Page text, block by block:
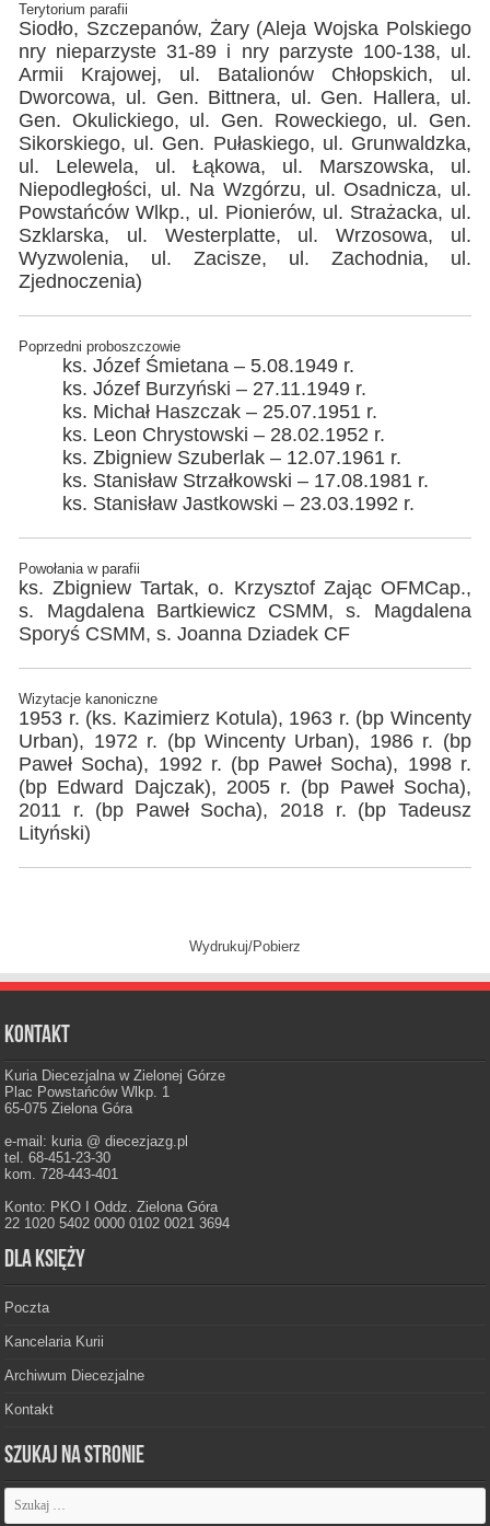
Terytorium parafii
Siodło, Szczepanów, Żary (Aleja Wojska Polskiego
nry nieparzyste 31-89 i nry parzyste 100-138, ul.
Armii Krajowej, ul. Batalionów Chłopskich, ul.
Dworcowa, ul. Gen. Bittnera, ul. Gen. Hallera, ul.
Gen. Okulickiego, ul. Gen. Roweckiego, ul. Gen.
Sikorskiego, ul. Gen. Pułaskiego, ul. Grunwaldzka,
ul. Lelewela, ul. Łąkowa, ul. Marszowska, ul.
Niepodległości, ul. Na Wzgórzu, ul. Osadnicza, ul.
Powstańców Wlkp., ul. Pionierów, ul. Strażacka, ul.
Szklarska, ul. Westerplatte, ul. Wrzosowa, ul.
Wyzwolenia, ul. Zacisze, ul. Zachodnia, ul.
Zjednoczenia)
Poprzedni proboszczowie
ks. Józef Śmietana – 5.08.1949 r.
ks. Józef Burzyński – 27.11.1949 r.
ks. Michał Haszczak – 25.07.1951 r.
ks. Leon Chrystowski – 28.02.1952 r.
ks. Zbigniew Szuberlak – 12.07.1961 r.
ks. Stanisław Strzałkowski – 17.08.1981 r.
ks. Stanisław Jastkowski – 23.03.1992 r.
Powołania w parafii
ks. Zbigniew Tartak, o. Krzysztof Zając OFMCap.,
s. Magdalena Bartkiewicz CSMM, s. Magdalena
Sporyś CSMM, s. Joanna Dziadek CF
Wizytacje kanoniczne
1953 r. (ks. Kazimierz Kotula), 1963 r. (bp Wincenty
Urban), 1972 r. (bp Wincenty Urban), 1986 r. (bp
Paweł Socha), 1992 r. (bp Paweł Socha), 1998 r.
(bp Edward Dajczak), 2005 r. (bp Paweł Socha),
2011 r. (bp Paweł Socha), 2018 r. (bp Tadeusz
Lityński)
Wydrukuj/Pobierz
Kontakt
Kuria Diecezjalna w Zielonej Górze
Plac Powstańców Wlkp. 1
65-075 Zielona Góra
e-mail: kuria @ diecezjazg.pl
tel. 68-451-23-30
kom. 728-443-401
Konto: PKO I Oddz. Zielona Góra
22 1020 5402 0000 0102 0021 3694
Dla księży
Poczta
Kancelaria Kurii
Archiwum Diecezjalne
Kontakt
Szukaj na stronie